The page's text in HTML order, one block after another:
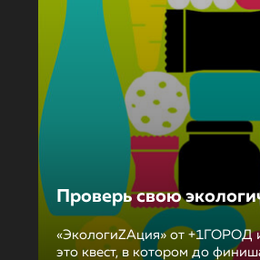
Проверь свою
«ЭкологиZAция» от +1ГОРОД
это квест, в котором до